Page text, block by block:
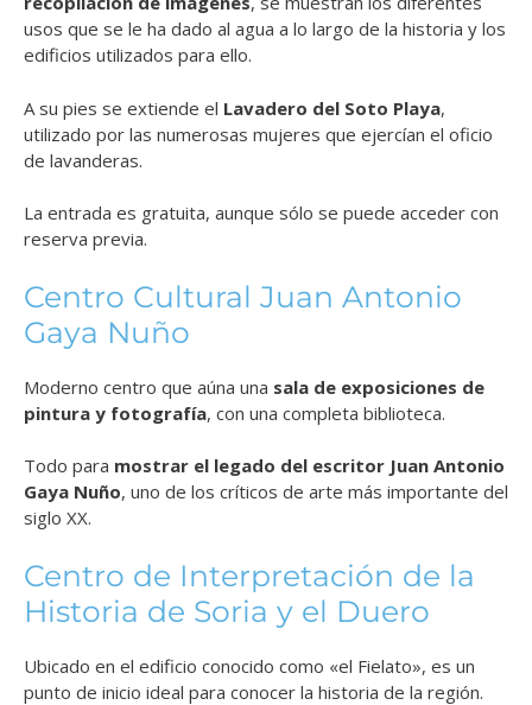
usos que se le ha dado al agua a lo largo de la historia y los
edificios utilizados para ello.
A su pies se extiende el Lavadero del Soto Playa,
utilizado por las numerosas mujeres que ejercían el oficio
de lavanderas.
La entrada es gratuita, aunque sólo se puede acceder con
reserva previa.
Centro Cultural Juan Antonio
Gaya Nuño
Moderno centro que aúna una sala de exposiciones de
pintura y fotografía, con una completa biblioteca.
Todo para mostrar el legado del escritor Juan Antonio
Gaya Nuño, uno de los críticos de arte más importante del
siglo XX.
Centro de Interpretación de la
Historia de Soria y el Duero
Ubicado en el edificio conocido como «el Fielato», es un
punto de inicio ideal para conocer la historia de la región.